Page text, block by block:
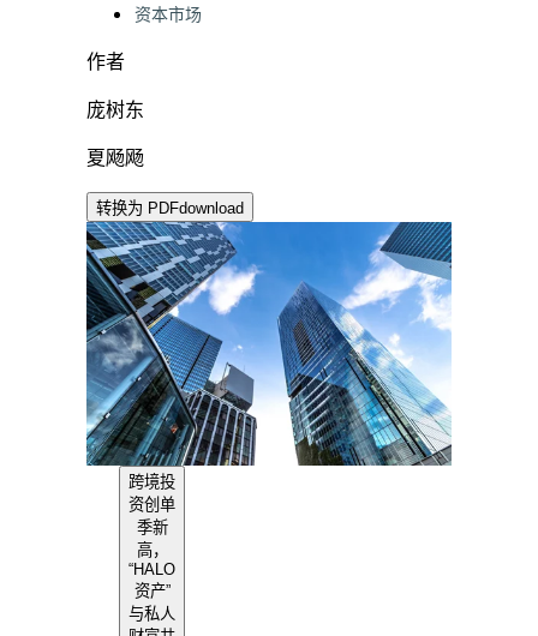
资本市场
作者
庞树东
夏飏飏
转换为 PDFdownload
跨境投
资创单
季新
高，
“HALO
资产”
与私人